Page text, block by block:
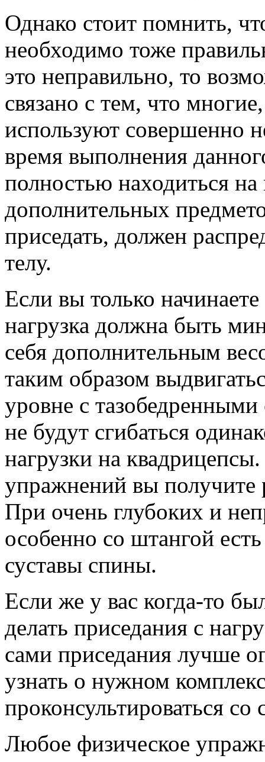
Однако стоит помнить,
необходимо тоже
это неправильно, то
связано с тем, что
используют совершенно
время выполнения
полностью находиться
дополнительных
приседать, должен
телу.
Если вы только
нагрузка должна быть
себя дополнительным
таким образом
уровне с тазобедренными
не будут сгибаться
нагрузки на
упражнений вы получите
При очень глубоких и
особенно со штангой
суставы спины.
Если же у вас когда-то
делать приседания с
сами приседания лучше
узнать о нужном
проконсультироваться
Любое физическое